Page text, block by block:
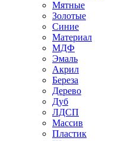
Мятные
Золотые
Синие
Материал
МДФ
Эмаль
Акрил
Береза
Дерево
Дуб
ЛДСП
Массив
Пластик